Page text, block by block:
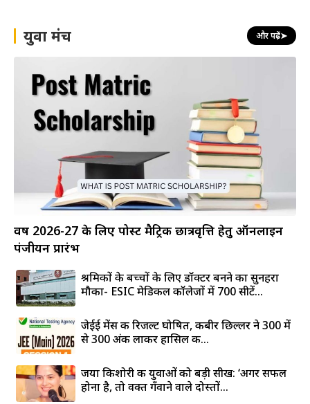
युवा मंच और पढ़ें➤
वर्ष 2026-27 के लिए पोस्ट मैट्रिक छात्रवृत्ति हेतु ऑनलाइन
पंजीयन प्रारंभ
श्रमिकों के बच्चों के लिए डॉक्टर बनने का सुनहरा
मौका- ESIC मेडिकल कॉलेजों में 700 सीटें...
जेईई मेंस की रिजल्ट घोषित, कबीर छिल्लर ने 300 में
से 300 अंक लाकर हासिल की...
जया किशोरी की युवाओं को बड़ी सीख: ‘अगर सफल
होना है, तो वक्त गँवाने वाले दोस्तों...